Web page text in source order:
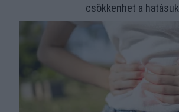
csökkenhet a hatásuk